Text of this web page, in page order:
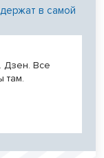
в самой
Дзен. Все
там.